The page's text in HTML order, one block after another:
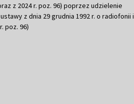
z 2024 r. poz. 96) poprzez udzielenie
z dnia 29 grudnia 1992 r. o radiofonii i
poz. 96)